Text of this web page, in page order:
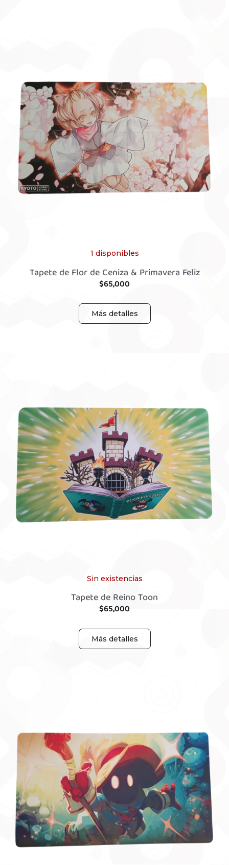
1 disponibles
Tapete de Flor de Ceniza & Primavera Feliz
$65,000
Más detalles
Sin existencias
Tapete de Reino Toon
$65,000
Más detalles